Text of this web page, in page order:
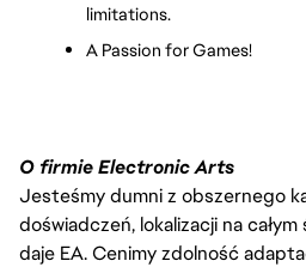
limitations.
A Passion for Games!
O firmie Electronic Arts
Jesteśmy dumni z obszernego
doświadczeń, lokalizacji na
daje EA. Cenimy zdolność